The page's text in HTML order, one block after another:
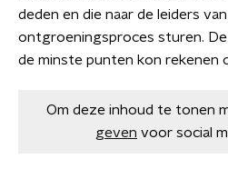
deden en die naar de leiders
ontgroeningsproces sturen.
de minste punten kon rekenen
Om deze inhoud te tonen
geven voor social